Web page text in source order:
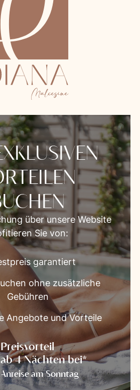
über unsere Website
Sie von:
garantiert
ohne zusätzliche
Gebühren
Angebote und Vorteile
Preisvorteil
ab 4 Nächten bei*
Anreise am Sonntag